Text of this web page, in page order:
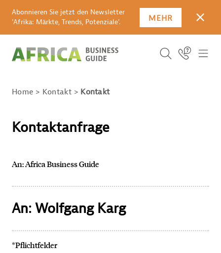
Abonnieren Sie jetzt den Newsletter
'Afrika: Märkte, Trends, Potenziale'.
MEHR
ICON
Suchbegriff
SUCHEN
Icon Link
Home Kontakt Kontakt
Kontaktanfrage
An: Africa Business Guide
An: Wolfgang Karg
*Pflichtfelder